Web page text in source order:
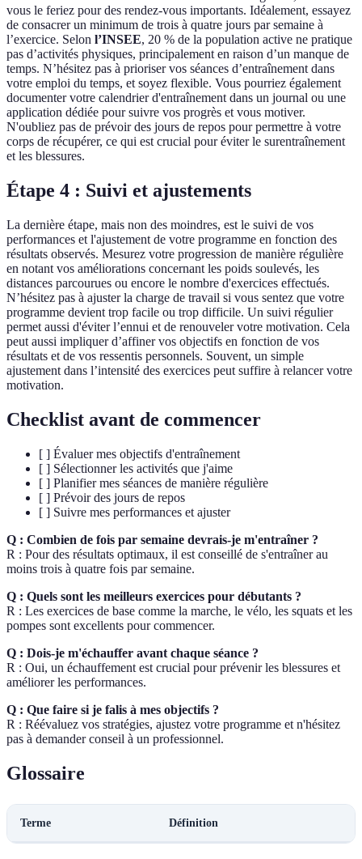
vous le feriez pour des rendez-vous importants. Idéalement, essayez
de consacrer un minimum de trois à quatre jours par semaine à
l’exercice. Selon l’INSEE, 20 % de la population active ne pratique
pas d’activités physiques, principalement en raison d’un manque de
temps. N’hésitez pas à prioriser vos séances d’entraînement dans
votre emploi du temps, et soyez flexible. Vous pourriez également
documenter votre calendrier d'entraînement dans un journal ou une
application dédiée pour suivre vos progrès et vous motiver.
N'oubliez pas de prévoir des jours de repos pour permettre à votre
corps de récupérer, ce qui est crucial pour éviter le surentraînement
et les blessures.
Étape 4 : Suivi et ajustements
La dernière étape, mais non des moindres, est le suivi de vos
performances et l'ajustement de votre programme en fonction des
résultats observés. Mesurez votre progression de manière régulière
en notant vos améliorations concernant les poids soulevés, les
distances parcourues ou encore le nombre d'exercices effectués.
N’hésitez pas à ajuster la charge de travail si vous sentez que votre
programme devient trop facile ou trop difficile. Un suivi régulier
permet aussi d'éviter l’ennui et de renouveler votre motivation. Cela
peut aussi impliquer d’affiner vos objectifs en fonction de vos
résultats et de vos ressentis personnels. Souvent, un simple
ajustement dans l’intensité des exercices peut suffire à relancer votre
motivation.
Checklist avant de commencer
[ ] Évaluer mes objectifs d'entraînement
[ ] Sélectionner les activités que j'aime
[ ] Planifier mes séances de manière régulière
[ ] Prévoir des jours de repos
[ ] Suivre mes performances et ajuster
Q : Combien de fois par semaine devrais-je m'entraîner ?
R : Pour des résultats optimaux, il est conseillé de s'entraîner au
moins trois à quatre fois par semaine.
Q : Quels sont les meilleurs exercices pour débutants ?
R : Les exercices de base comme la marche, le vélo, les squats et les
pompes sont excellents pour commencer.
Q : Dois-je m'échauffer avant chaque séance ?
R : Oui, un échauffement est crucial pour prévenir les blessures et
améliorer les performances.
Q : Que faire si je falis à mes objectifs ?
R : Réévaluez vos stratégies, ajustez votre programme et n'hésitez
pas à demander conseil à un professionnel.
Glossaire
Terme Définition